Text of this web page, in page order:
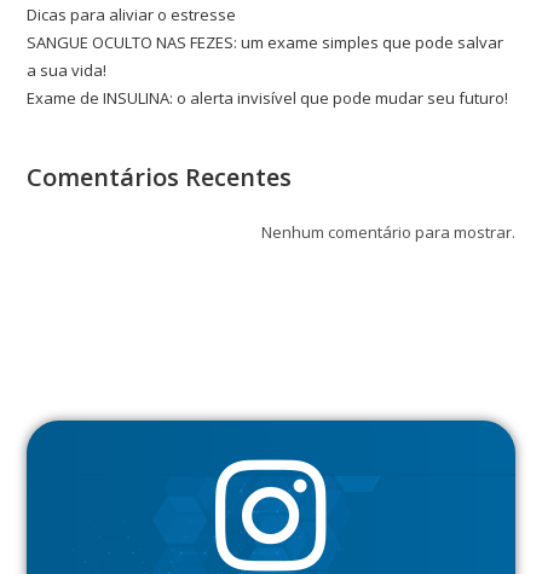
Dicas para aliviar o estresse
SANGUE OCULTO NAS FEZES: um exame simples que pode salvar
a sua vida!
Exame de INSULINA: o alerta invisível que pode mudar seu futuro!
Comentários Recentes
Nenhum comentário para mostrar.